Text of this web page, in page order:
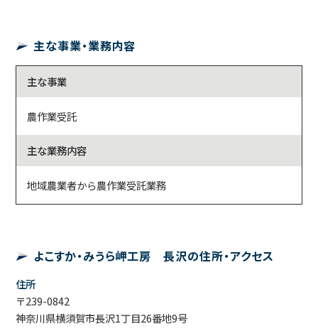
主な事業・業務内容
主な事業
農作業受託
主な業務内容
地域農業者から農作業受託業務
よこすか・みうら岬工房 長沢の住所・アクセス
住所
〒239-0842
神奈川県横須賀市長沢1丁目26番地9号